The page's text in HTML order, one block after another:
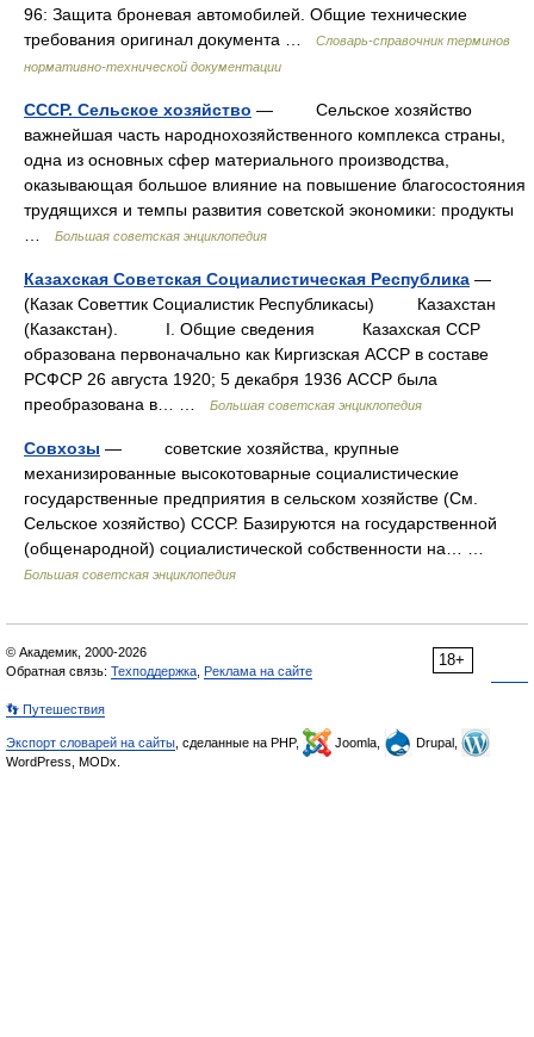
96: Защита броневая автомобилей. Общие технические
требования оригинал документа …
Словарь-справочник терминов
нормативно-технической документации
СССР. Сельское хозяйство — Сельское хозяйство
важнейшая часть народнохозяйственного комплекса страны,
одна из основных сфер материального производства,
оказывающая большое влияние на повышение благосостояния
трудящихся и темпы развития советской экономики: продукты
Большая советская энциклопедия
Казахская Советская Социалистическая Республика —
(Казак Советтик Социалистик Республикасы) Казахстан
(Казакстан). I. Общие сведения Казахская ССР
образована первоначально как Киргизская АССР в составе
РСФСР 26 августа 1920; 5 декабря 1936 АССР была
преобразована в… …
Большая советская энциклопедия
Совхозы — советские хозяйства, крупные
механизированные высокотоварные социалистические
государственные предприятия в сельском хозяйстве (См.
Сельское хозяйство) СССР. Базируются на государственной
(общенародной) социалистической собственности на… …
Большая советская энциклопедия
18+
© Академик, 2000-2026
Обратная связь: Техподдержка Реклама на сайте
👣 Путешествия
Экспорт словарей на сайты , сделанные на PHP, Joomla,
Drupal,
WordPress, MODx.